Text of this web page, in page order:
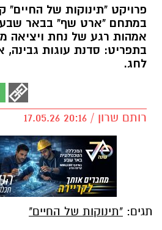
פרויקט "תינוקות של החיים"
במתחם "ארט שף" בבאר
אמהות רגע של נחת ויציאה
בתפריט: סדנת עוגות
לחג.
רותם שרון / 20:16 17.05.26
תגים: "תינוקות של החיים"